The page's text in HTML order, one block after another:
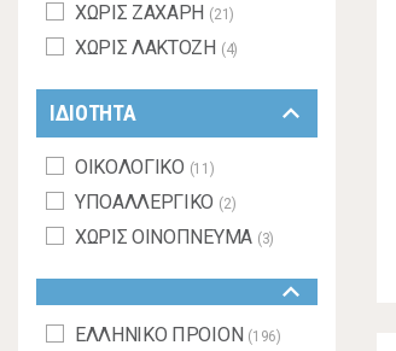
ΧΩΡΙΣ ΖΑΧΑΡΗ (21)
ΧΩΡΙΣ ΛΑΚΤΟΖΗ (4)
ΙΔΙΟΤΗΤΑ keyboard_arrow_down
ΟΙΚΟΛΟΓΙΚΟ (11)
ΥΠΟΑΛΛΕΡΓΙΚΟ (2)
ΧΩΡΙΣ ΟΙΝΟΠΝΕΥΜΑ (3)
keyboard_arrow_down
ΕΛΛΗΝΙΚΟ ΠΡΟΙΟΝ (196)